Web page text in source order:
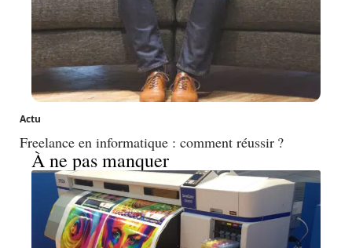
Actu
Freelance en informatique : comment réussir ?
À ne pas manquer